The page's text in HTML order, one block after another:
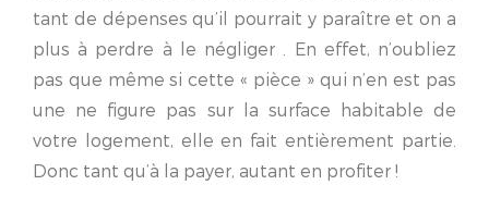
tant de dépenses qu’il pourrait y paraître et on a
plus à perdre à le négliger . En effet, n’oubliez
pas que même si cette « pièce » qui n’en est pas
une ne figure pas sur la surface habitable de
votre logement, elle en fait entièrement partie.
Donc tant qu’à la payer, autant en profiter !